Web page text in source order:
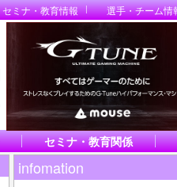
セミナ・教育情報 選手・チーム情
セミナ・教育関係
infomation